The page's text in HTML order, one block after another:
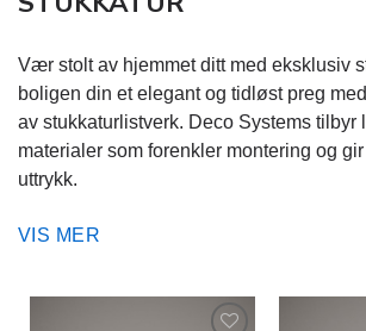
Vær stolt av hjemmet ditt med eksklusiv
boligen din et elegant og tidløst preg
av stukkaturlistverk. Deco Systems tilbyr
materialer som forenkler montering og
uttrykk.
kombinerer estetikk og funksjonalitet. De
avsluttende strøk maling uten behov for
VIS MER